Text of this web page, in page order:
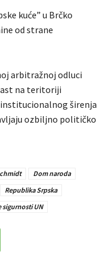
kuće” u Brčko
od strane
arbitražnoj odluci
na teritoriji
širenja
ozbiljno političko
Dom naroda
Republika Srpska
sigurnosti UN